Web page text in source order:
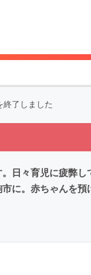
終了しました
日々育児に疲弊し
に。赤ちゃんを